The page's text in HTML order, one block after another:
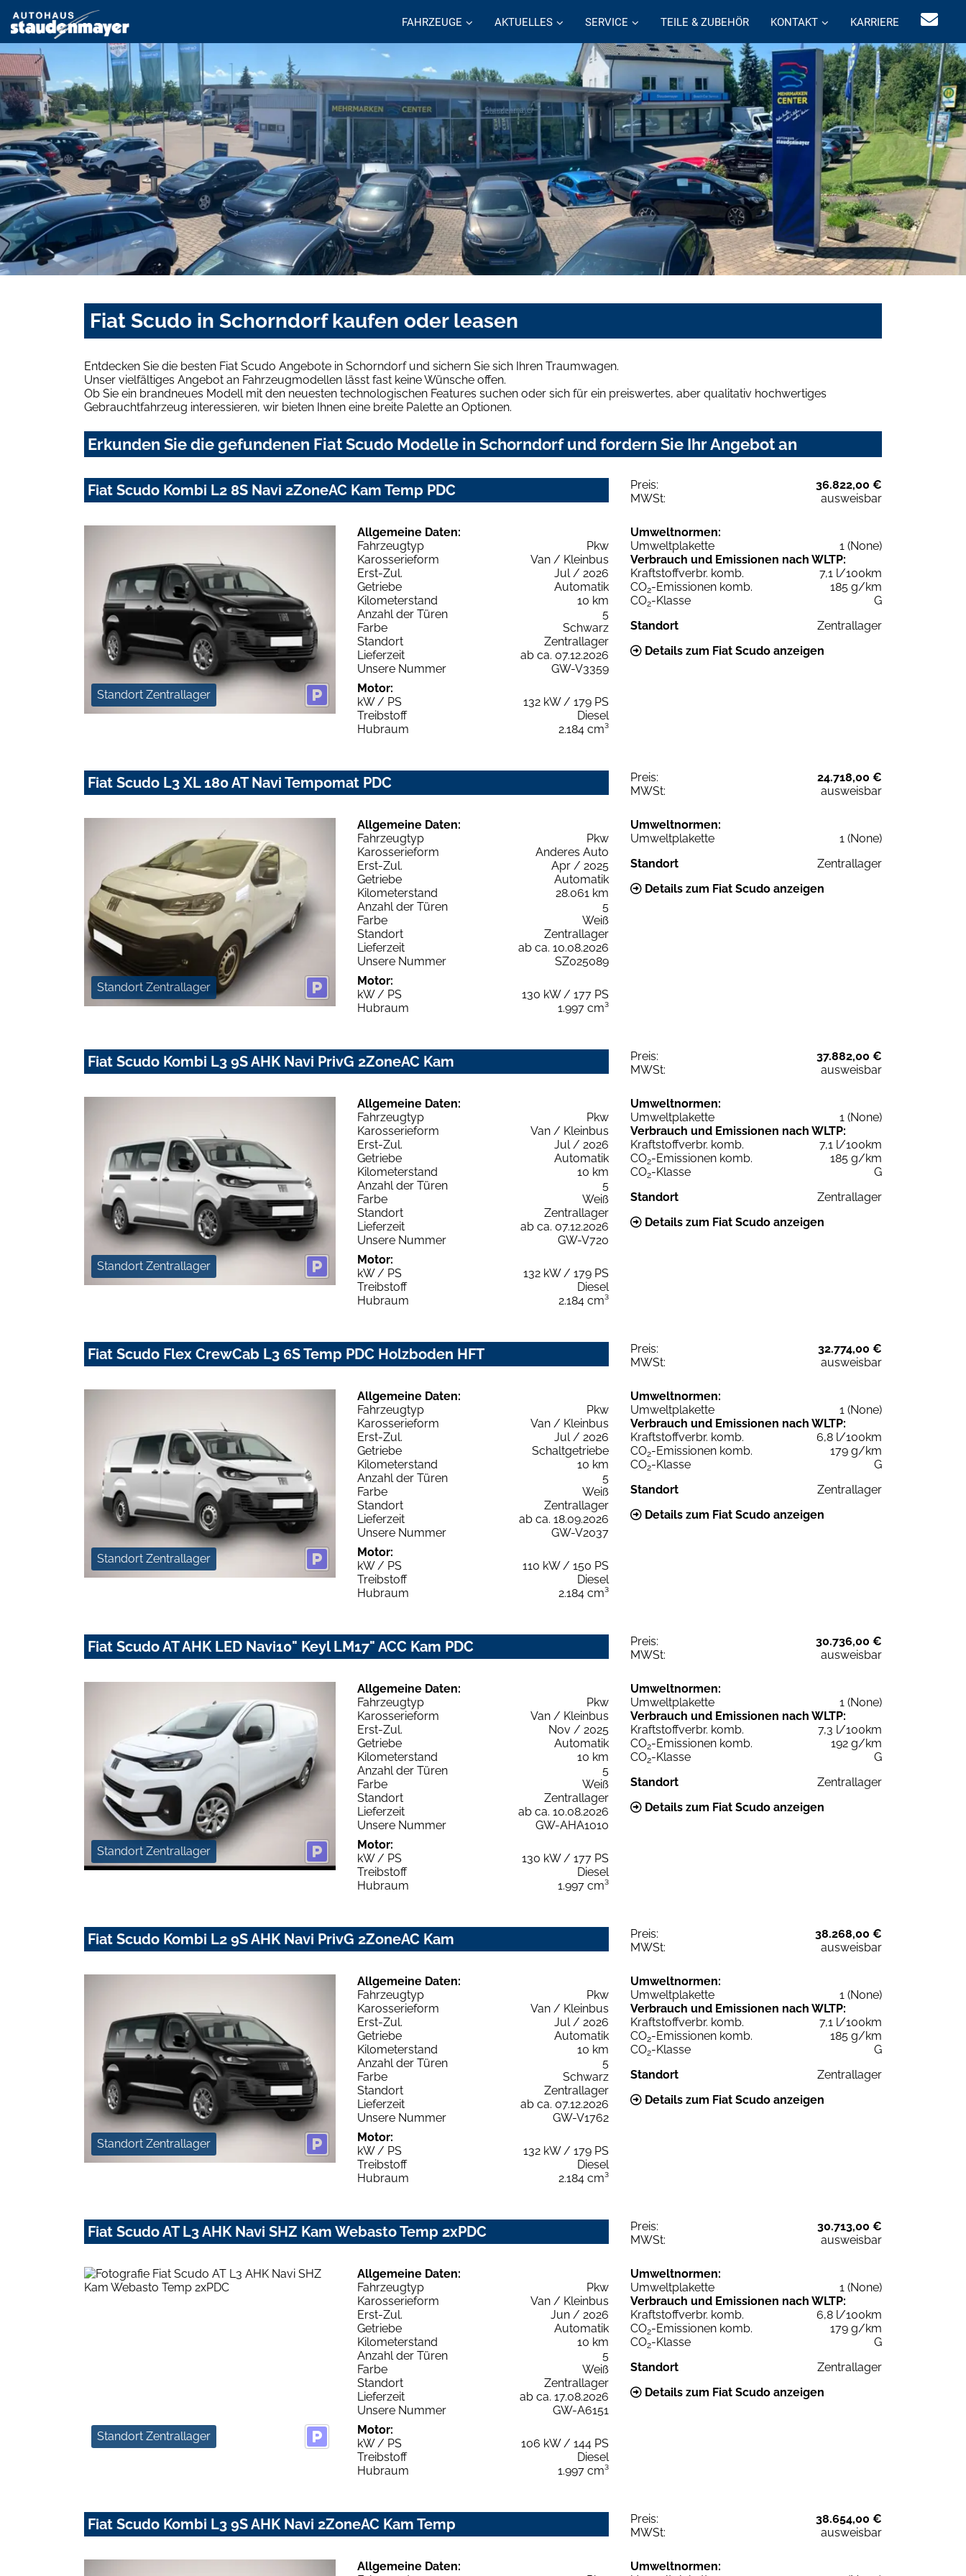
FAHRZEUGE AKTUELLES SERVICE TEILE & ZUBEHÖR KONTAKT KARRIERE
Fiat Scudo in Schorndorf kaufen oder leasen
Entdecken Sie die besten Fiat Scudo Angebote in Schorndorf und sichern Sie sich Ihren Traumwagen.
Unser vielfältiges Angebot an Fahrzeugmodellen lässt fast keine Wünsche offen.
Ob Sie ein brandneues Modell mit den neuesten technologischen Features suchen oder sich für ein preiswertes, aber qualitativ hochwertiges
Gebrauchtfahrzeug interessieren, wir bieten Ihnen eine breite Palette an Optionen.
Erkunden Sie die gefundenen Fiat Scudo Modelle in Schorndorf und fordern Sie Ihr Angebot an
Fiat Scudo Kombi L2 8S Navi 2ZoneAC Kam Temp PDC Preis:
36.822,00 €
MWSt:
ausweisbar
Standort Zentrallager
Allgemeine Daten:
Fahrzeugtyp
Pkw
Karosserieform
Van / Kleinbus
Erst-Zul.
Jul / 2026
Getriebe
Automatik
Kilometerstand
10 km
Anzahl der Türen
5
Farbe
Schwarz
Standort
Zentrallager
Lieferzeit
ab ca. 07.12.2026
Unsere Nummer
GW-V3359
Motor:
kW / PS
132 kW / 179 PS
Treibstoff
Diesel
Hubraum
2.184 cm³
Umweltnormen:
Umweltplakette
1 (None)
Verbrauch und Emissionen nach WLTP:
Kraftstoffverbr. komb.
7,1 l/100km
CO2-Emissionen komb.
185 g/km
CO2-Klasse
G
Standort
Zentrallager
Details zum Fiat Scudo anzeigen
Fiat Scudo L3 XL 180 AT Navi Tempomat PDC Preis:
24.718,00 €
MWSt:
ausweisbar
Standort Zentrallager
Allgemeine Daten:
Fahrzeugtyp
Pkw
Karosserieform
Anderes Auto
Erst-Zul.
Apr / 2025
Getriebe
Automatik
Kilometerstand
28.061 km
Anzahl der Türen
5
Farbe
Weiß
Standort
Zentrallager
Lieferzeit
ab ca. 10.08.2026
Unsere Nummer
SZ025089
Motor:
kW / PS
130 kW / 177 PS
Hubraum
1.997 cm³
Umweltnormen:
Umweltplakette
1 (None)
Standort
Zentrallager
Details zum Fiat Scudo anzeigen
Fiat Scudo Kombi L3 9S AHK Navi PrivG 2ZoneAC Kam Preis:
37.882,00 €
MWSt:
ausweisbar
Standort Zentrallager
Allgemeine Daten:
Fahrzeugtyp
Pkw
Karosserieform
Van / Kleinbus
Erst-Zul.
Jul / 2026
Getriebe
Automatik
Kilometerstand
10 km
Anzahl der Türen
5
Farbe
Weiß
Standort
Zentrallager
Lieferzeit
ab ca. 07.12.2026
Unsere Nummer
GW-V720
Motor:
kW / PS
132 kW / 179 PS
Treibstoff
Diesel
Hubraum
2.184 cm³
Umweltnormen:
Umweltplakette
1 (None)
Verbrauch und Emissionen nach WLTP:
Kraftstoffverbr. komb.
7,1 l/100km
CO2-Emissionen komb.
185 g/km
CO2-Klasse
G
Standort
Zentrallager
Details zum Fiat Scudo anzeigen
Fiat Scudo Flex CrewCab L3 6S Temp PDC Holzboden HFT Preis:
32.774,00 €
MWSt:
ausweisbar
Standort Zentrallager
Allgemeine Daten:
Fahrzeugtyp
Pkw
Karosserieform
Van / Kleinbus
Erst-Zul.
Jul / 2026
Getriebe
Schaltgetriebe
Kilometerstand
10 km
Anzahl der Türen
5
Farbe
Weiß
Standort
Zentrallager
Lieferzeit
ab ca. 18.09.2026
Unsere Nummer
GW-V2037
Motor:
kW / PS
110 kW / 150 PS
Treibstoff
Diesel
Hubraum
2.184 cm³
Umweltnormen:
Umweltplakette
1 (None)
Verbrauch und Emissionen nach WLTP:
Kraftstoffverbr. komb.
6,8 l/100km
CO2-Emissionen komb.
179 g/km
CO2-Klasse
G
Standort
Zentrallager
Details zum Fiat Scudo anzeigen
Fiat Scudo AT AHK LED Navi10" Keyl LM17" ACC Kam PDC Preis:
30.736,00 €
MWSt:
ausweisbar
Standort Zentrallager
Allgemeine Daten:
Fahrzeugtyp
Pkw
Karosserieform
Van / Kleinbus
Erst-Zul.
Nov / 2025
Getriebe
Automatik
Kilometerstand
10 km
Anzahl der Türen
5
Farbe
Weiß
Standort
Zentrallager
Lieferzeit
ab ca. 10.08.2026
Unsere Nummer
GW-AHA1010
Motor:
kW / PS
130 kW / 177 PS
Treibstoff
Diesel
Hubraum
1.997 cm³
Umweltnormen:
Umweltplakette
1 (None)
Verbrauch und Emissionen nach WLTP:
Kraftstoffverbr. komb.
7,3 l/100km
CO2-Emissionen komb.
192 g/km
CO2-Klasse
G
Standort
Zentrallager
Details zum Fiat Scudo anzeigen
Fiat Scudo Kombi L2 9S AHK Navi PrivG 2ZoneAC Kam Preis:
38.268,00 €
MWSt:
ausweisbar
Standort Zentrallager
Allgemeine Daten:
Fahrzeugtyp
Pkw
Karosserieform
Van / Kleinbus
Erst-Zul.
Jul / 2026
Getriebe
Automatik
Kilometerstand
10 km
Anzahl der Türen
5
Farbe
Schwarz
Standort
Zentrallager
Lieferzeit
ab ca. 07.12.2026
Unsere Nummer
GW-V1762
Motor:
kW / PS
132 kW / 179 PS
Treibstoff
Diesel
Hubraum
2.184 cm³
Umweltnormen:
Umweltplakette
1 (None)
Verbrauch und Emissionen nach WLTP:
Kraftstoffverbr. komb.
7,1 l/100km
CO2-Emissionen komb.
185 g/km
CO2-Klasse
G
Standort
Zentrallager
Details zum Fiat Scudo anzeigen
Fiat Scudo AT L3 AHK Navi SHZ Kam Webasto Temp 2xPDC Preis:
30.713,00 €
MWSt:
ausweisbar
Standort Zentrallager
Allgemeine Daten:
Fahrzeugtyp
Pkw
Karosserieform
Van / Kleinbus
Erst-Zul.
Jun / 2026
Getriebe
Automatik
Kilometerstand
10 km
Anzahl der Türen
5
Farbe
Weiß
Standort
Zentrallager
Lieferzeit
ab ca. 17.08.2026
Unsere Nummer
GW-A6151
Motor:
kW / PS
106 kW / 144 PS
Treibstoff
Diesel
Hubraum
1.997 cm³
Umweltnormen:
Umweltplakette
1 (None)
Verbrauch und Emissionen nach WLTP:
Kraftstoffverbr. komb.
6,8 l/100km
CO2-Emissionen komb.
179 g/km
CO2-Klasse
G
Standort
Zentrallager
Details zum Fiat Scudo anzeigen
Fiat Scudo Kombi L3 9S AHK Navi 2ZoneAC Kam Temp Preis:
38.654,00 €
MWSt:
ausweisbar
Allgemeine Daten:
Umweltnormen: